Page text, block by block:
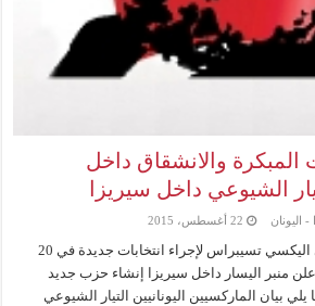
المبكرة والانشقاق داخل
الشيوعي داخل سيريزا
اليونان 22 أغسطس، 2015
دعا رئيس الوزراء اليوناني اليكسي تسيبراس لإجراء انتخابات جديدة في 20
منبر اليسار داخل سيريزا إنشاء حزب جديد
بيان الماركسيين اليونانيين التيار الشيوعي